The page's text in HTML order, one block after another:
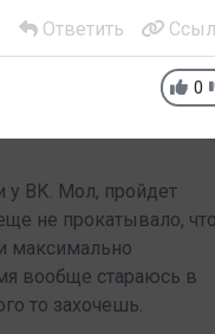
Ответить
0
у ВК. Мол, пройдет
не прокатывало,
максимально
вообще стараюсь в
то захочешь.